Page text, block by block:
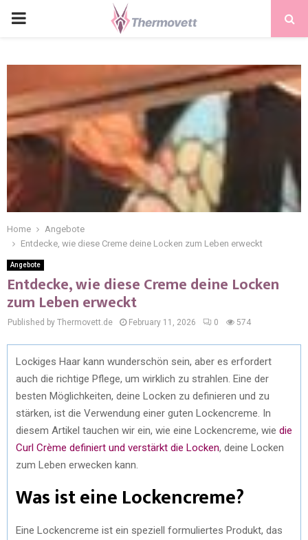
PRIMARY
Home
Angebote
Entdecke, wie diese Creme deine Locken zum Leben erweckt
Angebote
Entdecke, wie diese Creme deine Locken
zum Leben erweckt
Published by Thermovett.de February 11, 2026 0 574
Lockiges Haar kann wunderschön sein, aber es erfordert
auch die richtige Pflege, um wirklich zu strahlen. Eine der
besten Möglichkeiten, deine Locken zu definieren und zu
stärken, ist die Verwendung einer guten Lockencreme. In
diesem Artikel tauchen wir ein, wie eine Lockencreme, wie die
Curl Crème definiert und verstärkt die Locken, deine Locken
zum Leben erwecken kann.
Was ist eine Lockencreme?
Eine Lockencreme ist ein speziell formuliertes Produkt, das